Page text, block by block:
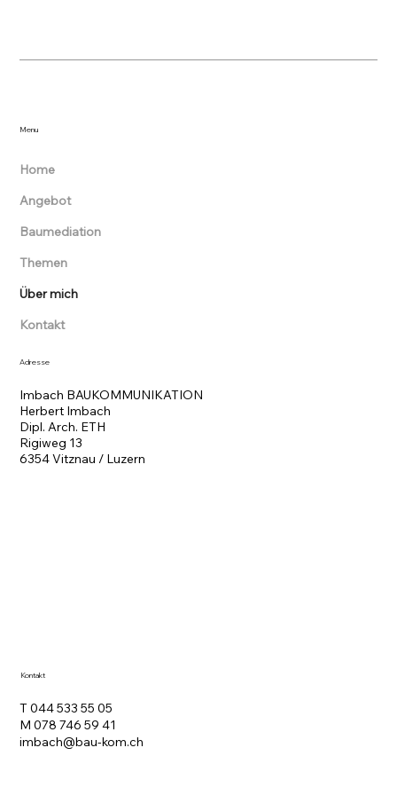
Home
Angebot
Baumediation
Themen
Über mich
Kontakt
Menu
Adresse
Imbach BAUKOMMUNIKATION
Herbert Imbach
Dipl. Arch. ETH
Rigiweg 13
6354 Vitznau / Luzern
T 044 533 55 05
M 078 746 59 41
imbach@bau-kom.ch
Kontakt